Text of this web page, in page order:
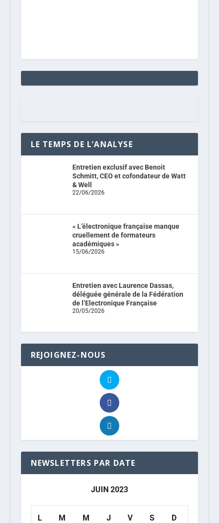
LE TEMPS DE L’ANALYSE
Entretien exclusif avec Benoit
Schmitt, CEO et cofondateur de Watt
& Well
22/06/2026
« L’électronique française manque
cruellement de formateurs
académiques »
15/06/2026
Entretien avec Laurence Dassas,
déléguée générale de la Fédération
de l’Electronique Française
20/05/2026
REJOIGNEZ-NOUS
NEWSLETTERS PAR DATE
JUIN 2023
L M M J V S D